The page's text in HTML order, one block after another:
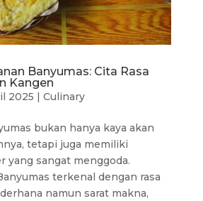
Banyumas: Cita Rasa
Kangen
2025 | Culinary
bukan hanya kaya akan
tetapi juga memiliki
yang sangat menggoda.
terkenal dengan rasa
namun sarat makna,